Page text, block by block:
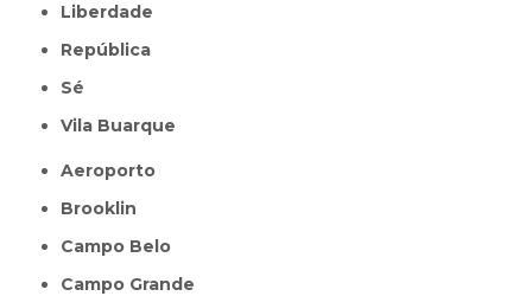
Liberdade
República
Sé
Vila Buarque
Aeroporto
Brooklin
Campo Belo
Campo Grande